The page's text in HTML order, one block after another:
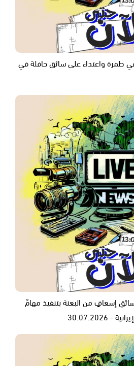
طمرة واعتداء على سائق حافلة في
إسعافٍ من البعنة بتنفيذ مهامّ